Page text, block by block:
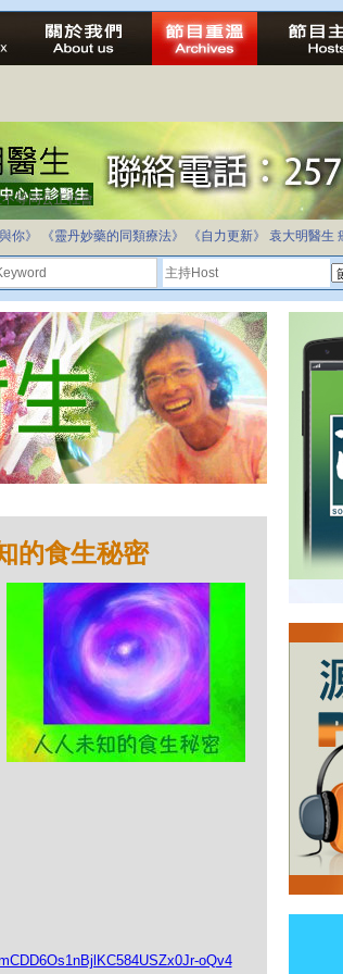
等同公正社會
化-推動多元化教育，全民學卷制
你》 《靈丹妙藥的同類療法》 《自力更新》 袁大明醫生
的食生秘密
oQv4